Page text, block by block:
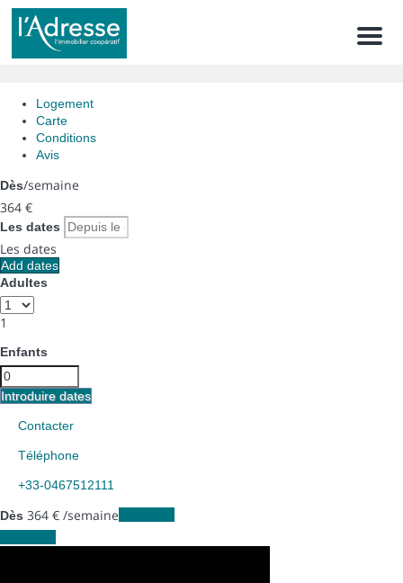
Menu
Logement
Carte
Conditions
Avis
Dès/semaine
364 €
Les dates
Les dates
Add dates
Adultes
1
Enfants
Introduire dates
Contacter
Téléphone
+33-0467512111
Dès 364 € /semaine